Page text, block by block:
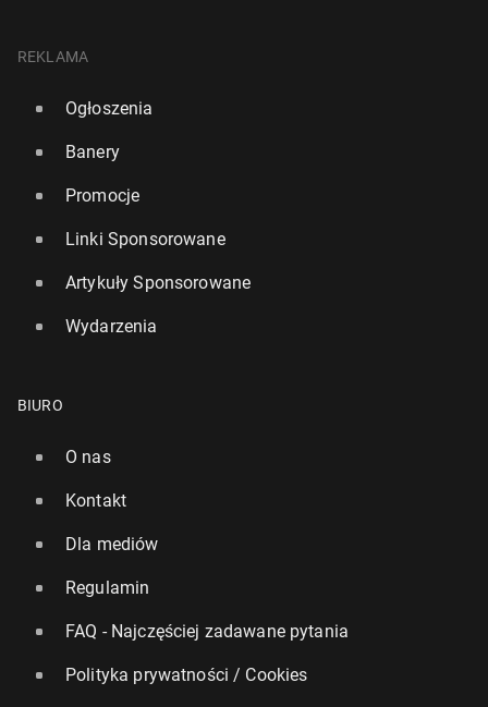
REKLAMA
Ogłoszenia
Banery
Promocje
Linki Sponsorowane
Artykuły Sponsorowane
Wydarzenia
BIURO
O nas
Kontakt
Dla mediów
Regulamin
FAQ - Najczęściej zadawane pytania
Polityka prywatności / Cookies